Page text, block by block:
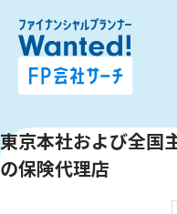
東京本社および全国
の保険代理店